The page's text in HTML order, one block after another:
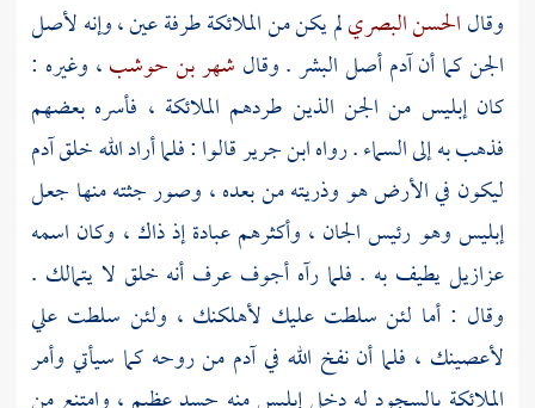
وقالالحسن البصريلم يكن من الملائكة طرفة عين ، وإنه لأصل
الجن كما أن آدم أصل البشر . وقال شهر بن حوشب، وغيره :
كان إبليس من الجن الذين طردهم الملائكة ، فأسره بعضهم
فذهب به إلى السماء . رواهابن جريرقالوا : فلما أراد الله خلق آدم
ليكون في الأرض هو وذريته من بعده ، وصور جثته منها جعل
إبليس وهو رئيس الجان ، وأكثرهم عبادة إذ ذاك ، وكان اسمه
عزازيل يطيف به . فلما رآه أجوف عرف أنه خلق لايتمالك .
وقال : أما لئن سلطت عليك لأهلكنك ، ولئن سلطت علي
لأعصينك ، فلما أن نفخ الله في آدم من روحه كما سيأتي وأمر